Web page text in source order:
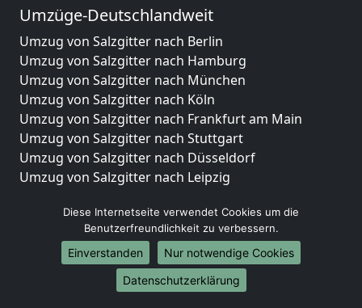
Umzüge-Deutschlandweit
Umzug von Salzgitter nach Berlin
Umzug von Salzgitter nach Hamburg
Umzug von Salzgitter nach München
Umzug von Salzgitter nach Köln
Umzug von Salzgitter nach Frankfurt am Main
Umzug von Salzgitter nach Stuttgart
Umzug von Salzgitter nach Düsseldorf
Umzug von Salzgitter nach Leipzig
Umzug von Salzgitter nach Essen
Umzug von Salzgitter nach Bremen
Umzug von Salzgitter nach Dresden
Umzug von Salzgitter nach Hannover
Umzug von Salzgitter nach Nürnberg
Diese Internetseite verwendet Cookies um die
Benutzerfreundlichkeit zu verbessern.
Einverstanden
Nur notwendige Cookies
Datenschutzerklärung